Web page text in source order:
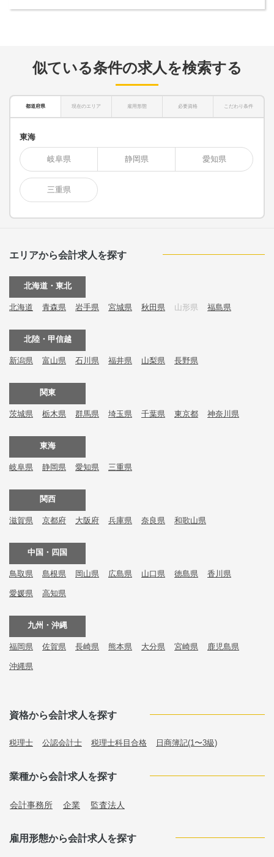
似ている条件の求人を検索する
都道府県 現在のエリア 雇用形態 必要資格 こだわり条件
東海
岐阜県 静岡県 愛知県
三重県
エリアから会計求人を探す
北海道・東北
北海道 青森県 岩手県 宮城県 秋田県 山形県 福島県
北陸・甲信越
新潟県 富山県 石川県 福井県 山梨県 長野県
関東
茨城県 栃木県 群馬県 埼玉県 千葉県 東京都 神奈川県
東海
岐阜県 静岡県 愛知県 三重県
関西
滋賀県 京都府 大阪府 兵庫県 奈良県 和歌山県
中国・四国
鳥取県 島根県 岡山県 広島県 山口県 徳島県 香川県
愛媛県 高知県
九州・沖縄
福岡県 佐賀県 長崎県 熊本県 大分県 宮崎県 鹿児島県
沖縄県
資格から会計求人を探す
税理士 公認会計士 税理士科目合格 日商簿記(1〜3級)
業種から会計求人を探す
会計事務所 企業 監査法人
雇用形態から会計求人を探す